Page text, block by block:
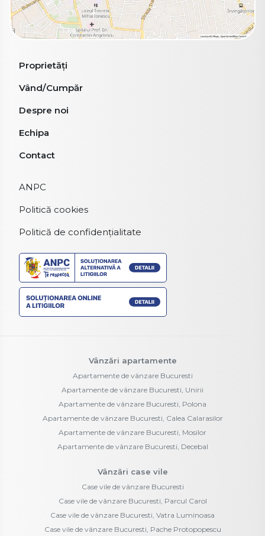
Proprietăți
Vând/Cumpăr
Despre noi
Echipa
Contact
ANPC
Politică cookies
Politică de confidențialitate
Vânzări apartamente
Apartamente de vânzare Bucuresti
Apartamente de vânzare Bucuresti, Unirii
Apartamente de vânzare Bucuresti, Polona
Apartamente de vânzare Bucuresti, Calea Calarasilor
Apartamente de vânzare Bucuresti, Mosilor
Apartamente de vânzare Bucuresti, Decebal
Vânzări case vile
Case vile de vânzare Bucuresti
Case vile de vânzare Bucuresti, Parcul Carol
Case vile de vânzare Bucuresti, Vatra Luminoasa
Case vile de vânzare Bucuresti, Pache Protopopescu